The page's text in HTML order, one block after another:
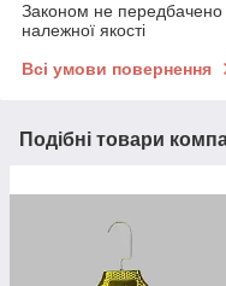
Законом не передбачено
належної якості
Всі умови повернення
Подібні товари